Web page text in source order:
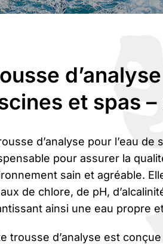
et spas
d’analyse pour l’eau
pour assurer la
sain et agréable.
de chlore, de pH,
ainsi une eau propre
trousse d’analyse est